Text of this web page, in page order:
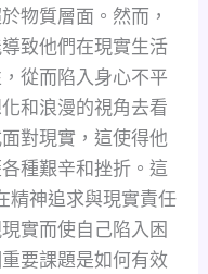
物質層面。然而，
致他們在現實生活
從而陷入身心不平
和浪漫的視角去看
對現實，這使得他
種艱辛和挫折。這
精神追求與現實責任
實而使自己陷入困
要課題是如何有效